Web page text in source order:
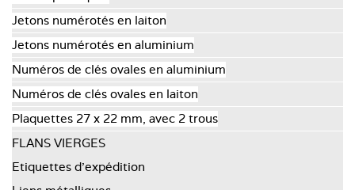
Jetons numérotés en laiton
Jetons numérotés en aluminium
Numéros de clés ovales en aluminium
Numéros de clés ovales en laiton
Plaquettes 27 x 22 mm, avec 2 trous
FLANS VIERGES
Etiquettes d'expédition